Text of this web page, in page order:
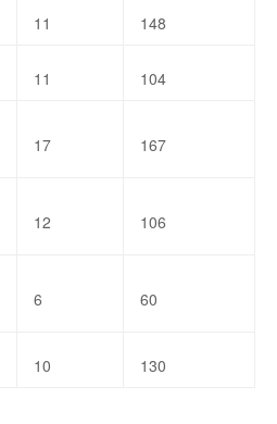
11 148
11 104
17 167
12 106
6 60
10 130